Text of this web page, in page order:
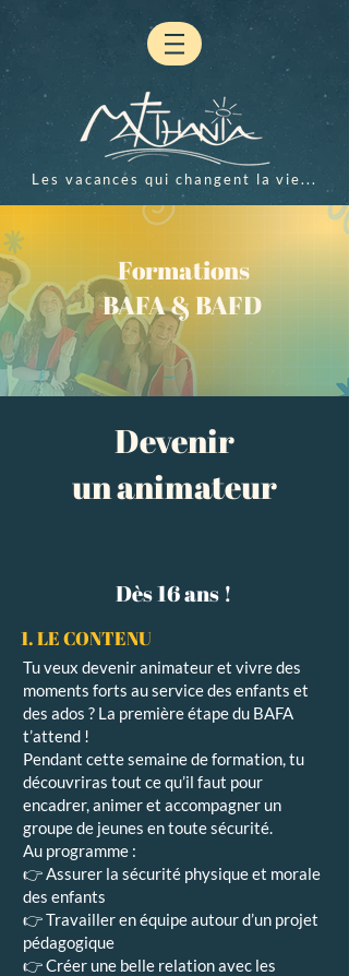
Les vacances qui changent la vie...
Formations
BAFA & BAFD
Devenir
un animateur
Dès 16 ans !
1. LE CONTENU
Tu veux devenir animateur et vivre des
moments forts au service des enfants et
des ados ? La première étape du BAFA
t’attend !
Pendant cette semaine de formation, tu
découvriras tout ce qu’il faut pour
encadrer, animer et accompagner un
groupe de jeunes en toute sécurité.
Au programme :
👉 Assurer la sécurité physique et morale
des enfants
👉 Travailler en équipe autour d’un projet
pédagogique
👉 Créer une belle relation avec les